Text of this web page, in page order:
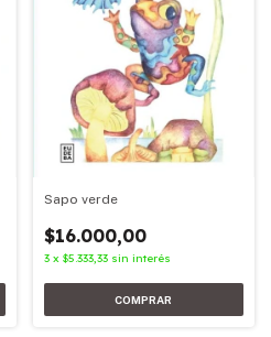
Sapo verde
$16.000,00
3 x $5.333,33 sin interés